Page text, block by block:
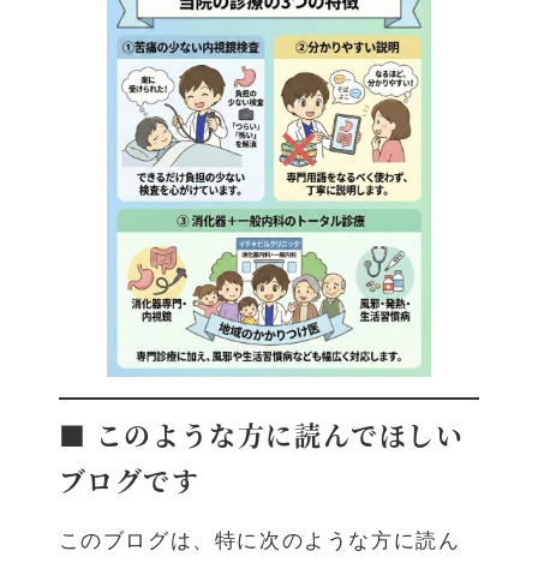
■ このような方に読んでほしい
ブログです
このブログは、特に次のような方に読ん